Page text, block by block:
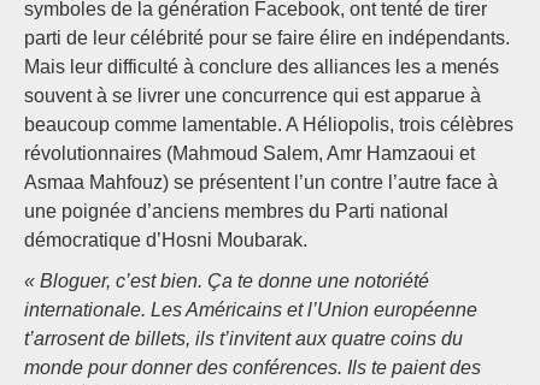
symboles de la génération Facebook, ont tenté de tirer
parti de leur célébrité pour se faire élire en indépendants.
Mais leur difficulté à conclure des alliances les a menés
souvent à se livrer une concurrence qui est apparue à
beaucoup comme lamentable. A Héliopolis, trois célèbres
révolutionnaires (Mahmoud Salem, Amr Hamzaoui et
Asmaa Mahfouz) se présentent l’un contre l’autre face à
une poignée d’anciens membres du Parti national
démocratique d’Hosni Moubarak.
« Bloguer, c’est bien. Ça te donne une notoriété
internationale. Les Américains et l’Union européenne
t’arrosent de billets, ils t’invitent aux quatre coins du
monde pour donner des conférences. Ils te paient des